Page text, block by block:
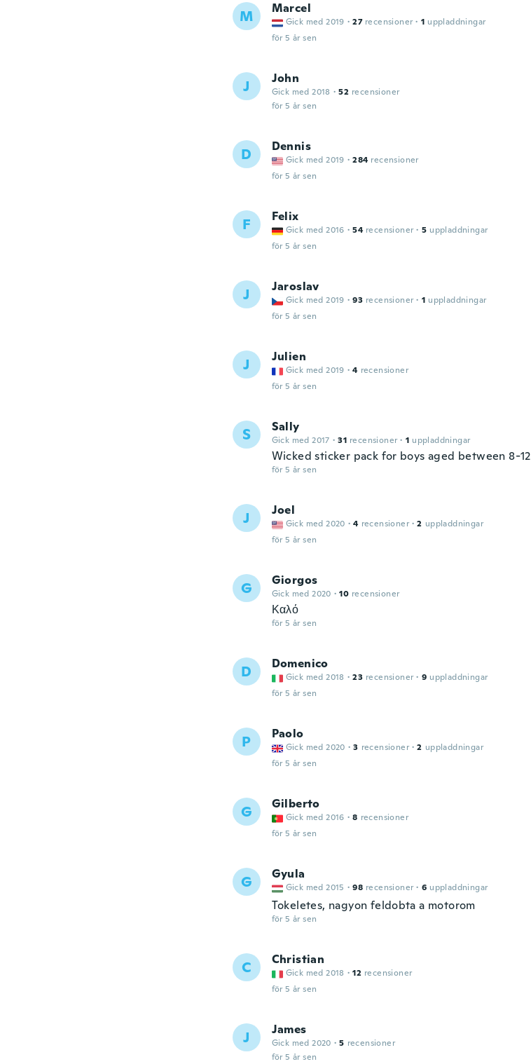
M Marcel
Gick med 2019 · 27 recensioner · 1 uppladdningar
för 5 år sen
J John
Gick med 2018 · 52 recensioner
för 5 år sen
D Dennis
Gick med 2019 · 284 recensioner
för 5 år sen
F Felix
Gick med 2016 · 54 recensioner · 5 uppladdningar
för 5 år sen
J Jaroslav
Gick med 2019 · 93 recensioner · 1 uppladdningar
för 5 år sen
J Julien
Gick med 2019 · 4 recensioner
för 5 år sen
S Sally
Gick med 2017 · 31 recensioner · 1 uppladdningar
Wicked sticker pack for boys aged between 8-12
för 5 år sen
J Joel
Gick med 2020 · 4 recensioner · 2 uppladdningar
för 5 år sen
G Giorgos
Gick med 2020 · 10 recensioner
Καλό
för 5 år sen
D Domenico
Gick med 2018 · 23 recensioner · 9 uppladdningar
för 5 år sen
P Paolo
Gick med 2020 · 3 recensioner · 2 uppladdningar
för 5 år sen
G Gilberto
Gick med 2016 · 8 recensioner
för 5 år sen
G Gyula
Gick med 2015 · 98 recensioner · 6 uppladdningar
Tokeletes, nagyon feldobta a motorom
för 5 år sen
C Christian
Gick med 2018 · 12 recensioner
för 5 år sen
J James
Gick med 2020 · 5 recensioner
för 5 år sen